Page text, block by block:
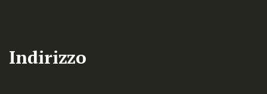
Indirizzo